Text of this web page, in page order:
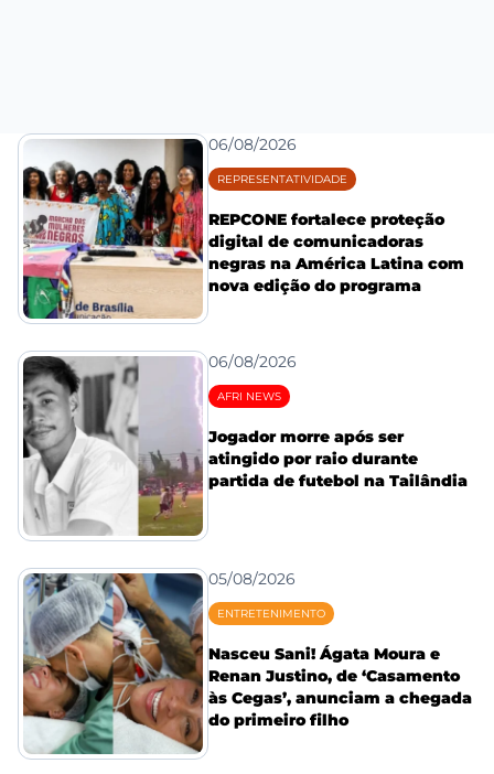
06/08/2026
REPRESENTATIVIDADE
REPCONE fortalece proteção
digital de comunicadoras
negras na América Latina com
nova edição do programa
06/08/2026
AFRI NEWS
Jogador morre após ser
atingido por raio durante
partida de futebol na Tailândia
05/08/2026
ENTRETENIMENTO
Nasceu Sani! Ágata Moura e
Renan Justino, de ‘Casamento
às Cegas’, anunciam a chegada
do primeiro filho